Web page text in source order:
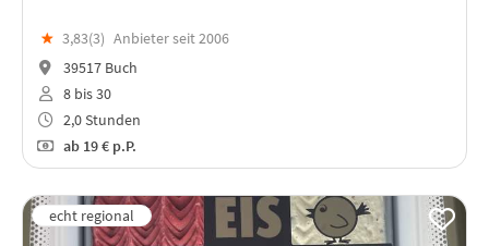
★ 3,83(3) Anbieter seit 2006
39517 Buch
8 bis 30
2,0 Stunden
ab19 € p.P.